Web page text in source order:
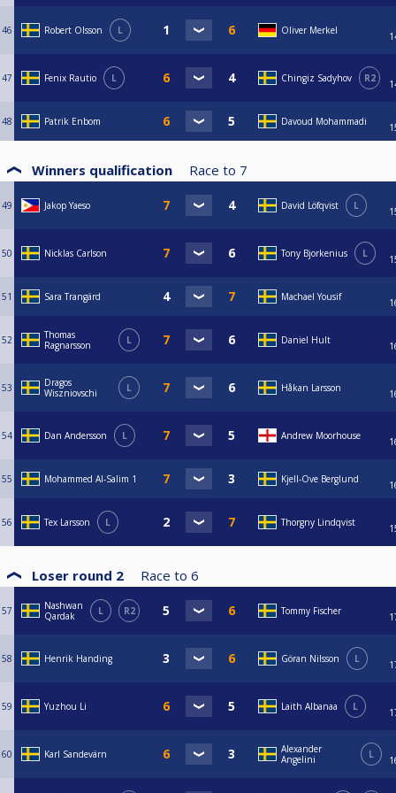
46 Robert Olsson L Oliver Merkel
47 Fenix Rautio L Chingiz Sadyhov R2
48 Patrik Enbom Davoud Mohammadi
Winners qualification Race to 7
49 Jakop Yaeso David Löfqvist L
50 Nicklas Carlson Tony Bjorkenius L
51 Sara Trangärd Machael Yousif
52
Thomas
Ragnarsson
L Daniel Hult
53
Dragos
Wiszniovschi
L Håkan Larsson
54 Dan Andersson L Andrew Moorhouse
55 Mohammed Al-Salim 1 Kjell-Ove Berglund
56 Tex Larsson L Thorgny Lindqvist
Loser round 2 Race to 6
57
Nashwan
Qardak
L R2 Tommy Fischer
58 Henrik Handing Göran Nilsson L
59 Yuzhou Li Laith Albanaa L
60 Karl Sandevärn
Alexander
Angelini
L